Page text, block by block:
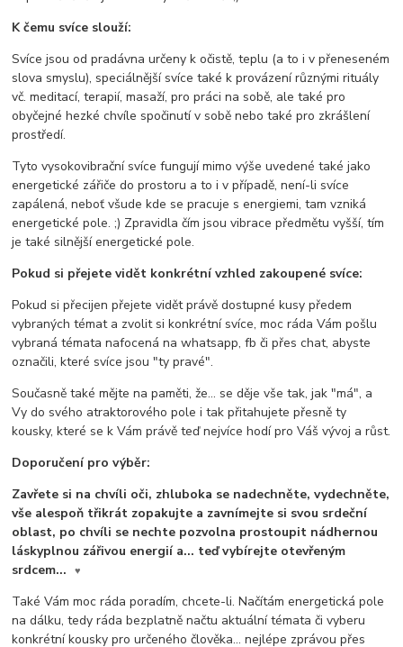
K čemu svíce slouží:
Svíce jsou od pradávna určeny k očistě, teplu (a to i v přeneseném
slova smyslu), speciálnější svíce také k provázení různými rituály
vč. meditací, terapií, masaží, pro práci na sobě, ale také pro
obyčejné hezké chvíle spočinutí v sobě nebo také pro zkrášlení
prostředí.
Tyto vysokovibrační svíce fungují mimo výše uvedené také jako
energetické zářiče do prostoru a to i v případě, není-li svíce
zapálená, neboť všude kde se pracuje s energiemi, tam vzniká
energetické pole. ;) Zpravidla čím jsou vibrace předmětu vyšší, tím
je také silnější energetické pole.
Pokud si přejete vidět konkrétní vzhled zakoupené svíce:
Pokud si přecijen přejete vidět právě dostupné kusy předem
vybraných témat a zvolit si konkrétní svíce, moc ráda Vám pošlu
vybraná témata nafocená na whatsapp, fb či přes chat, abyste
označili, které svíce jsou "ty pravé".
Současně také mějte na paměti, že... se děje vše tak, jak "má", a
Vy do svého atraktorového pole i tak přitahujete přesně ty
kousky, které se k Vám právě teď nejvíce hodí pro Váš vývoj a růst.
Doporučení pro výběr:
Zavřete si na chvíli oči, zhluboka se nadechněte, vydechněte,
vše alespoň třikrát zopakujte a zavnímejte si svou srdeční
oblast, po chvíli se nechte pozvolna prostoupit nádhernou
láskyplnou zářivou energií a... teď vybírejte otevřeným
srdcem...
♥
Také Vám moc ráda poradím, chcete-li. Načítám energetická pole
na dálku, tedy ráda bezplatně načtu aktuální témata či vyberu
konkrétní kousky pro určeného člověka... nejlépe zprávou přes